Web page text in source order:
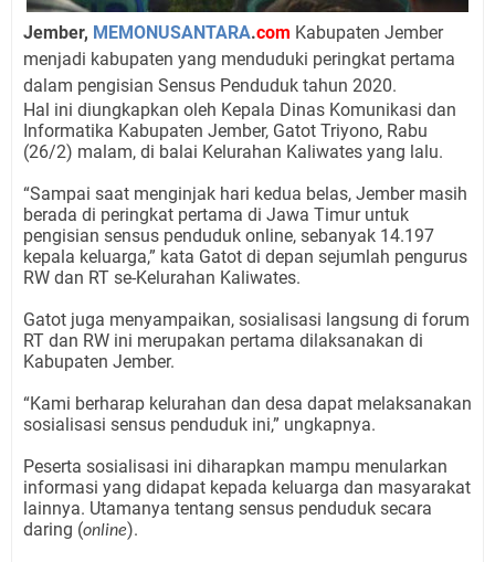
Jember, MEMONUSANTARA.com Kabupaten Jember
menjadi kabupaten yang menduduki peringkat pertama
dalam pengisian Sensus Penduduk tahun 2020.
Hal ini diungkapkan oleh Kepala Dinas Komunikasi dan
Informatika Kabupaten Jember, Gatot Triyono, Rabu
(26/2) malam, di balai Kelurahan Kaliwates yang lalu.
“Sampai saat menginjak hari kedua belas, Jember masih
berada di peringkat pertama di Jawa Timur untuk
pengisian sensus penduduk online, sebanyak 14.197
kepala keluarga,” kata Gatot di depan sejumlah pengurus
RW dan RT se-Kelurahan Kaliwates.
Gatot juga menyampaikan, sosialisasi langsung di forum
RT dan RW ini merupakan pertama dilaksanakan di
Kabupaten Jember.
“Kami berharap kelurahan dan desa dapat melaksanakan
sosialisasi sensus penduduk ini,” ungkapnya.
Peserta sosialisasi ini diharapkan mampu menularkan
informasi yang didapat kepada keluarga dan masyarakat
lainnya. Utamanya tentang sensus penduduk secara
daring (online).